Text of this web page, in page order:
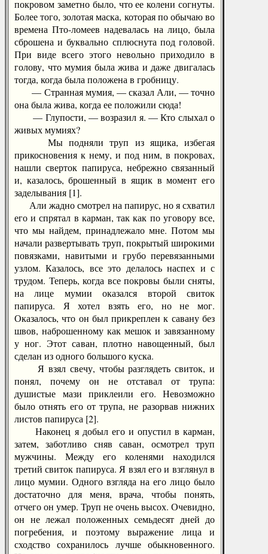
покровом заметно было, что ее колени согнуты.
Более того, золотая маска, которая по обычаю во
времена Пто-ломеев надевалась на лицо, была
сброшена и буквально сплюснута под головой.
При виде всего этого невольно приходило в
голову, что мумия была жива и даже двигалась
тогда, когда была положена в гробницу.
— Странная мумия, — сказал Али, — точно
она была жива, когда ее положили сюда!
— Глупости, — возразил я. — Кто слыхал о
живых мумиях?
Мы подняли труп из ящика, избегая
прикосновения к нему, и под ним, в покровах,
нашли сверток папируса, небрежно связанный
и, казалось, брошенный в ящик в момент его
заделывания [1].
Али жадно смотрел на папирус, но я схватил
его и спрятал в карман, так как по уговору все,
что мы найдем, принадлежало мне. Потом мы
начали развертывать труп, покрытый широкими
повязками, навитыми и грубо перевязанными
узлом. Казалось, все это делалось наспех и с
трудом. Теперь, когда все покровы были сняты,
на лице мумии оказался второй свиток
папируса. Я хотел взять его, но не мог.
Оказалось, что он был прикреплен к савану без
швов, наброшенному как мешок и завязанному
у ног. Этот саван, плотно навощенный, был
сделан из одного большого куска.
Я взял свечу, чтобы разглядеть свиток, и
понял, почему он не отставал от трупа:
душистые мази приклеили его. Невозможно
было отнять его от трупа, не разорвав нижних
листов папируса [2].
Наконец я добыл его и опустил в карман,
затем, заботливо сняв саван, осмотрел труп
мужчины. Между его коленями находился
третий свиток папируса. Я взял его и взглянул в
лицо мумии. Одного взгляда на его лицо было
достаточно для меня, врача, чтобы понять,
отчего он умер. Труп не очень высох. Очевидно,
он не лежал положенных семьдесят дней до
погребения, и поэтому выражение лица и
сходство сохранилось лучше обыкновенного.